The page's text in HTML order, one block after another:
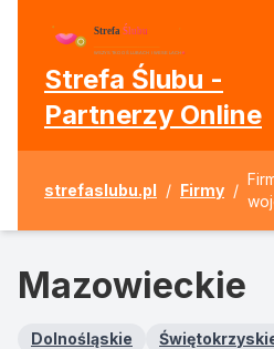
Strefa Ślubu -
Partnerzy Online
strefaslubu.pl / Firmy /
Mazowieckie
Dolnośląskie